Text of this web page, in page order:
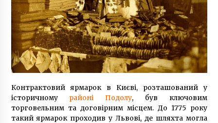
Контрактовий ярмарок в Києві, розташований у
історичному районі Подолу, був ключовим
торговельним та договірним місцем. До 1775 року
такий ярмарок проходив у Львові, де шляхта могла